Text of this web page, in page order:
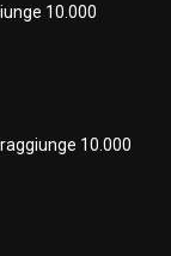
10.000
10.000